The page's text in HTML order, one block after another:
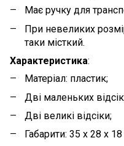
Має ручку для
При невеликих
таки місткий.
Характеристика:
Матеріал: пластик;
Дві маленьких
Дві великі відсіки;
Габарити: 35 х 28 х